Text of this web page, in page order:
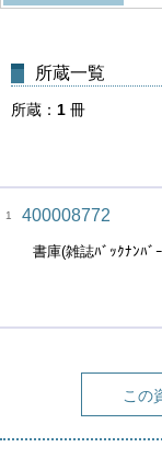
所蔵一覧
所蔵 1 冊
1 400008772
書庫(雑誌ﾊﾞｯｸﾅﾝﾊﾞ
この